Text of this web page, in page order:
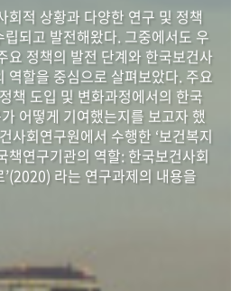
는 연구 역사
연구자들
물 행정박물 영상 기록물
년
회적 상황과 다양한 연구 및 정책
되고 발전해왔다. 그중에서도 우
요 정책의 발전 단계와 한국보건사
역할을 중심으로 살펴보았다. 주요
책 도입 및 변화과정에서의 한국
어떻게 기여했는지를 보고자 했
사회연구원에서 수행한 ‘보건복지
책연구기관의 역할: 한국보건사회
라는 연구과제의 내용을